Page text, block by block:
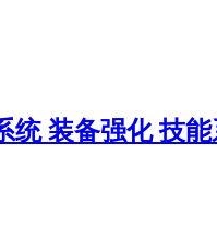
统装备强化技